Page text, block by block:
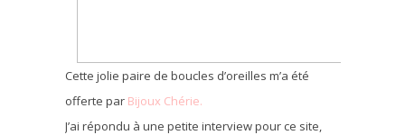
Cette jolie paire de boucles d’oreilles m’a été
offerte parBijoux Chérie.
J’ai répondu à une petite interview pour ce site,